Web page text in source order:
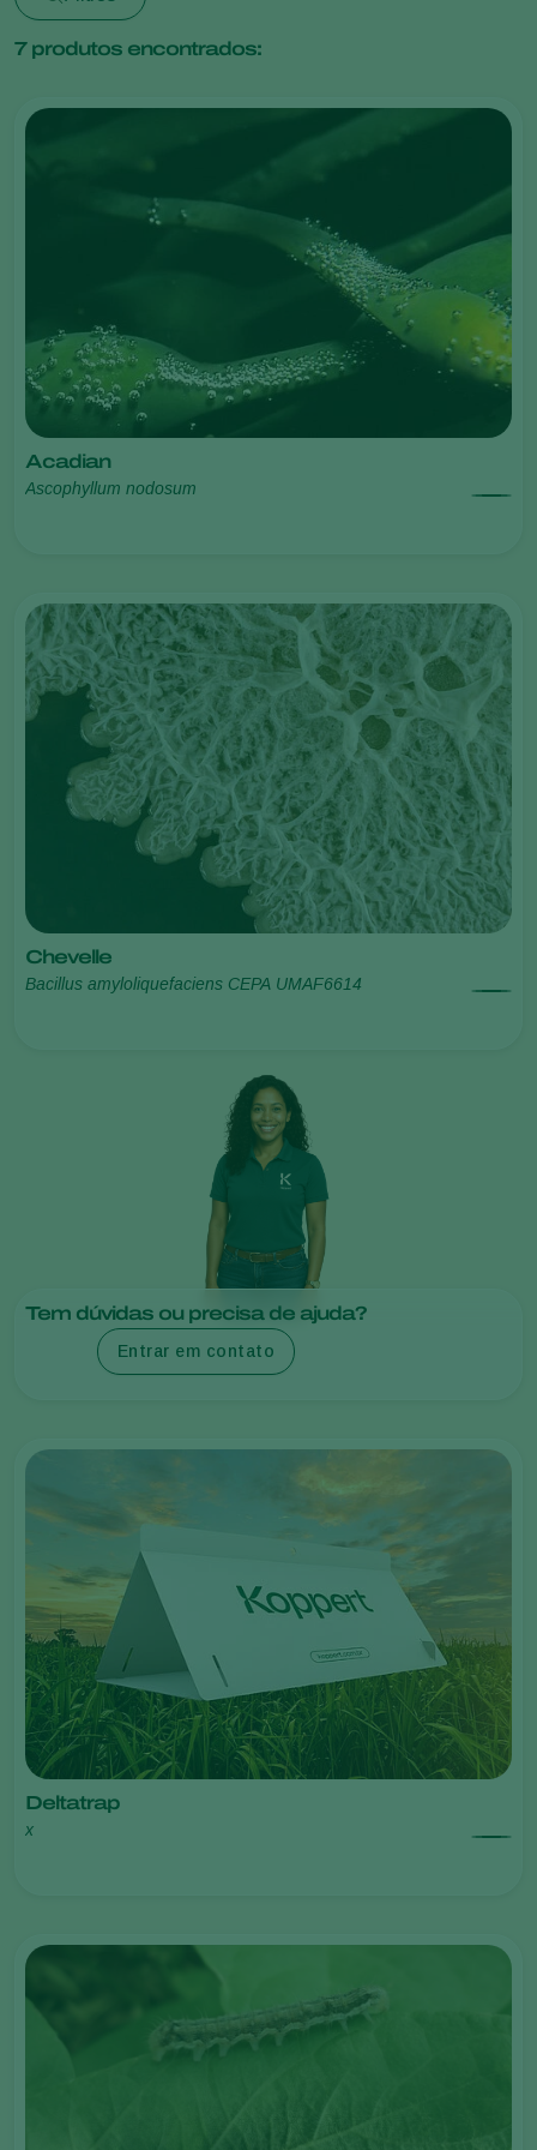
7produtos encontrados:
Acadian
Ascophyllum nodosum
Chevelle
Bacillus amyloliquefaciens CEPA UMAF6614
Deltatrap
x
Tem dúvidas ou precisa de ajuda?
Entrar em contato